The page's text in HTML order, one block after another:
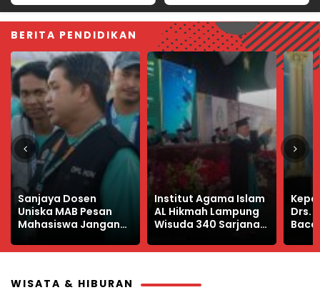
BERITA PENDIDIKAN
Institut Agama Islam
AL Hikmah Lampung
Wisuda 340 Sarjana
Kepala Dinas PMPTSP
Drs. Nuryadin
Bacakan Sambutan
Wisuda IAI Al Hikmah
Libur
WISATA & HIBURAN